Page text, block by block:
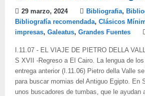
29 marzo, 2024 Bibliografia,
Bibliografía recomendada, Clásicos
impresas, Galeatus, Grandes Fuentes
I.11.07 - EL VIAJE DE PIETRO DELLA
S XVII -Regreso a El Cairo. La lengua de
entrega anterior (I.11.06) Pietro della Valle
para buscar momias del Antiguo Egipto. En
unos buscadores de tumbas, que le ayudan